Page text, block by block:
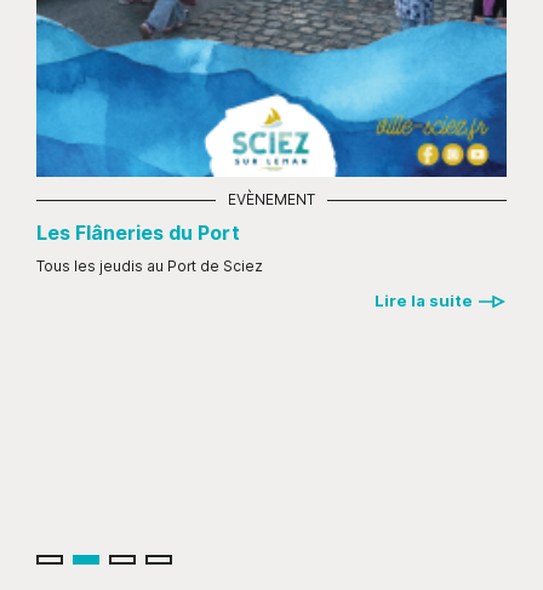
EVÈNEMENT
Les Flâneries du Port
Tous les jeudis au Port de Sciez
Lire la suite